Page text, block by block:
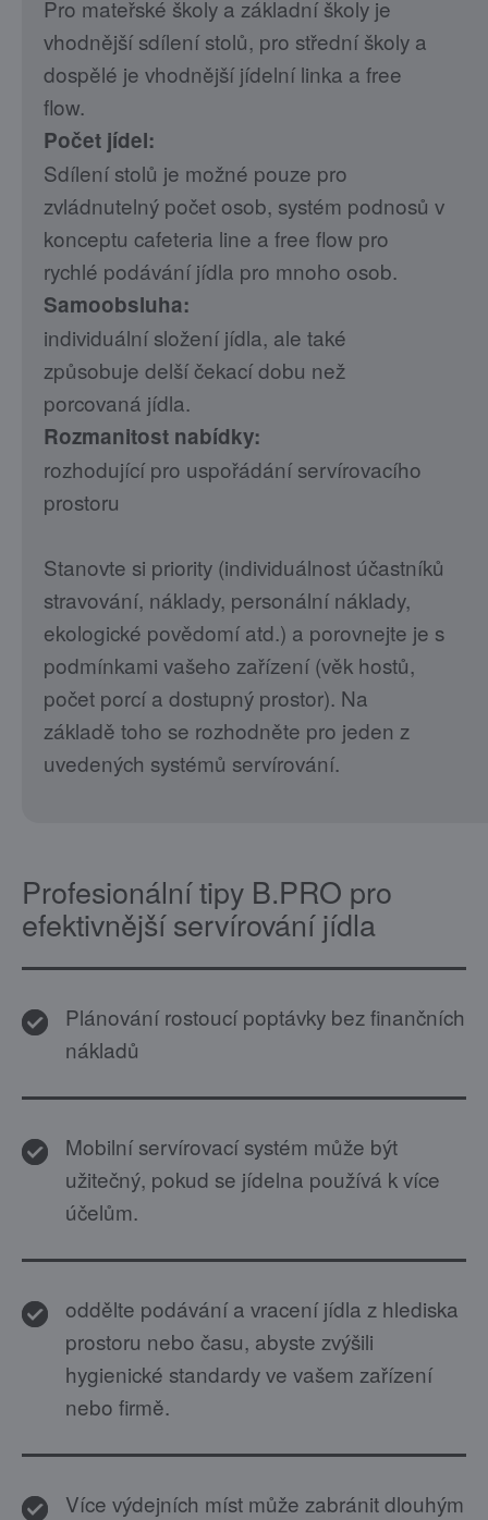
Pro mateřské školy a základní školy je
vhodnější sdílení stolů, pro střední školy a
dospělé je vhodnější jídelní linka a free
flow.
Počet jídel:
Sdílení stolů je možné pouze pro
zvládnutelný počet osob, systém podnosů v
konceptu cafeteria line a free flow pro
rychlé podávání jídla pro mnoho osob.
Samoobsluha:
individuální složení jídla, ale také
způsobuje delší čekací dobu než
porcovaná jídla.
Rozmanitost nabídky:
rozhodující pro uspořádání servírovacího
prostoru
Stanovte si priority (individuálnost účastníků
stravování, náklady, personální náklady,
ekologické povědomí atd.) a porovnejte je s
podmínkami vašeho zařízení (věk hostů,
počet porcí a dostupný prostor). Na
základě toho se rozhodněte pro jeden z
uvedených systémů servírování.
Profesionální tipy B.PRO pro
efektivnější servírování jídla
Plánování rostoucí poptávky bez finančních
nákladů
Mobilní servírovací systém může být
užitečný, pokud se jídelna používá k více
účelům.
oddělte podávání a vracení jídla z hlediska
prostoru nebo času, abyste zvýšili
hygienické standardy ve vašem zařízení
nebo firmě.
Více výdejních míst může zabránit dlouhým